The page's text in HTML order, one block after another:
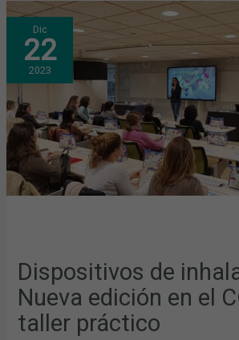
Dic
22
2023
Dispositivos de
Nueva edición en el
taller práctico
DISPOSITIVOS
DE
INHALACIÓN:
NUEVA
EDICIÓN
EN
EL
TALLER
PRÁCTICO